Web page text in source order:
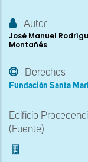
Autor
José Manuel
Montañés
Derechos
Fundación Santa
Edificio
(Fuente)